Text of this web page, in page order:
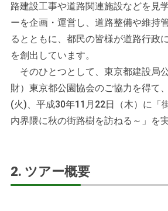
路建設工事や道路関連施設などを見
ーを企画・運営し、道路整備や維持
るとともに、都民の皆様が道路行政
を創出しています。
そのひとつとして、東京都建設局
財）東京都公園協会のご協力を得て
(火)、平成30年11月22日（木）に「
内界隈に秋の街路樹を訪ねる～」を
2. ツアー概要